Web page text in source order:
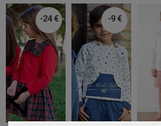
-24 € -9 €